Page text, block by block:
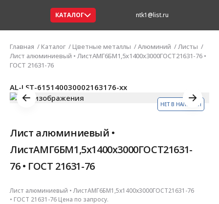
КАТАЛОГ ntk1@list.ru
Главная Каталог Цветные металлы Алюминий
Листы
Лист алюминиевый • ЛистАМГ6БМ1,5х1400х3000ГОСТ21631-76 •
ГОСТ 21631-76
НЕТ В НАЛИЧИИ
AL-LST-615140030002163176-xx
Лист алюминиевый •
ЛистАМГ6БМ1,5х1400х3000ГОСТ21631-
76 • ГОСТ 21631-76
Лист алюминиевый • ЛистАМГ6БМ1,5х1400х3000ГОСТ21631-76
• ГОСТ 21631-76 Цена по запросу.